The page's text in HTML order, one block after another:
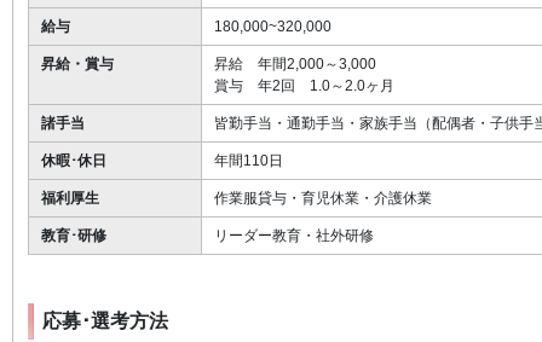
給与 180,000~320,000
昇給・賞与
昇給 年間2,000～3,000
賞与 年2回 1.0～2.0ヶ月
諸手当 皆勤手当・通勤手当・家族手当（配偶者・子供手
休暇･休日 年間110日
福利厚生 作業服貸与・育児休業・介護休業
教育･研修 リーダー教育・社外研修
応募･選考方法